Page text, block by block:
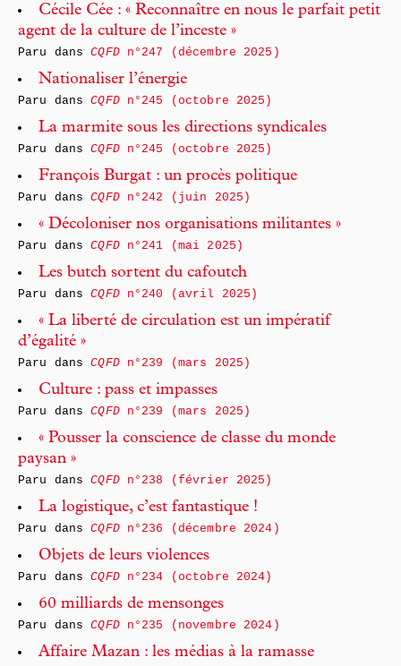
Cécile Cée : « Reconnaître en nous le parfait petit
agent de la culture de l’inceste »
Paru dansCQFDn°247 (décembre 2025)
Nationaliser l’énergie
Paru dansCQFDn°245 (octobre 2025)
La marmite sous les directions syndicales
Paru dansCQFDn°245 (octobre 2025)
François Burgat : un procès politique
Paru dansCQFDn°242 (juin 2025)
« Décoloniser nos organisations militantes »
Paru dansCQFDn°241 (mai 2025)
Les butch sortent du cafoutch
Paru dansCQFDn°240 (avril 2025)
« La liberté de circulation est un impératif
d’égalité »
Paru dansCQFDn°239 (mars 2025)
Culture : pass et impasses
Paru dansCQFDn°239 (mars 2025)
« Pousser la conscience de classe du monde
paysan »
Paru dansCQFDn°238 (février 2025)
La logistique, c’est fantastique !
Paru dansCQFDn°236 (décembre 2024)
Objets de leurs violences
Paru dansCQFDn°234 (octobre 2024)
60 milliards de mensonges
Paru dansCQFDn°235 (novembre 2024)
Affaire Mazan : les médias à la ramasse